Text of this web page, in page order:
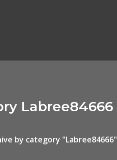
Labree84666
by category "Labree84666"